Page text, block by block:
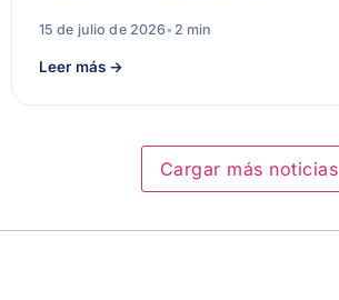
15 de julio de 2026• 2 min
Leer más →
Cargar más noticias